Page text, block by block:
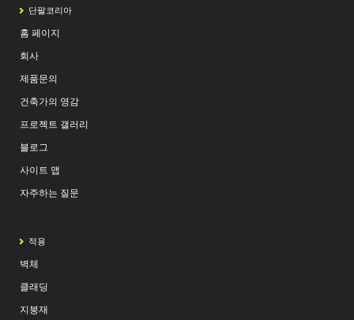
단팔코리아
홈 페이지
회사
제품문의
건축가의 영감
프로젝트 갤러리
블로그
사이트 맵
자주하는 질문
적용
벽체
클래딩
지붕재